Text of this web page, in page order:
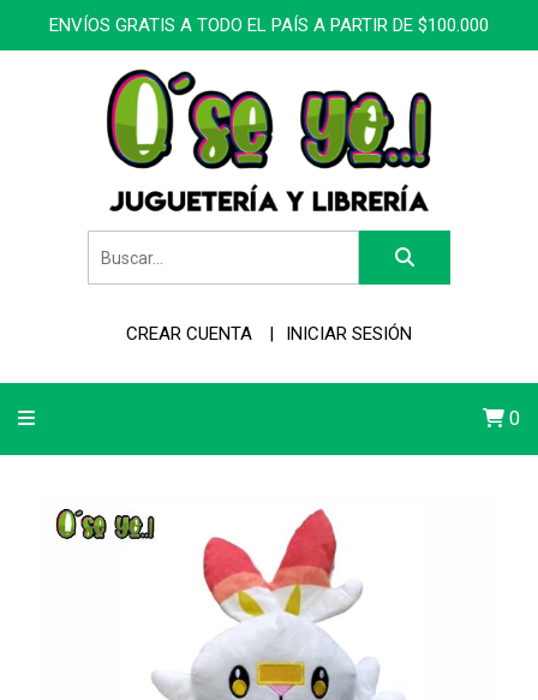
ENVÍOS GRATIS A TODO EL PAÍS A PARTIR DE $100.000
CREAR CUENTA INICIAR SESIÓN
0